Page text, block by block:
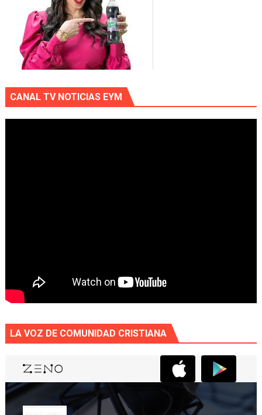
CANAL TV NOTICIAS EYM
LA VOZ DE COMUNIDAD CRISTIANA